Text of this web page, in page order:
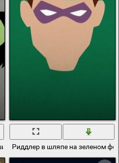
носом
Риддлер в шляпе на зеленом